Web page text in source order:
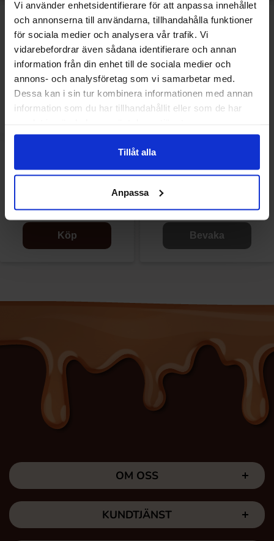
Vi använder enhetsidentifierare för att anpassa innehållet
och annonserna till användarna, tillhandahålla funktioner
för sociala medier och analysera vår trafik. Vi
vidarebefordrar även sådana identifierare och annan
information från din enhet till de sociala medier och
annons- och analysföretag som vi samarbetar med.
Dessa kan i sin tur kombinera informationen med annan
information som du har tillhandahållit eller som de har
Tillåt alla
Anpassa
520g
49.90 kr/st
Köp
520g
49.90 kr/st
Bevaka
OM OSS
KUNDTJÄNST